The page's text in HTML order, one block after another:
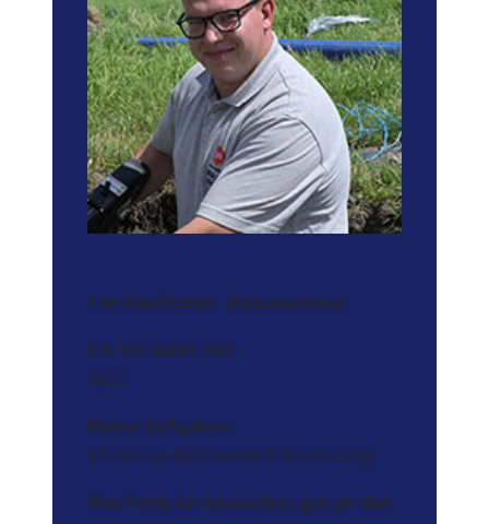
Tim Haufschild - Netzmonteur
Ich bin dabei seit:
2022
Meine Aufgaben:
Ich bin im Netzbereich Strom tätig.
Was finde ich besonders gut an den